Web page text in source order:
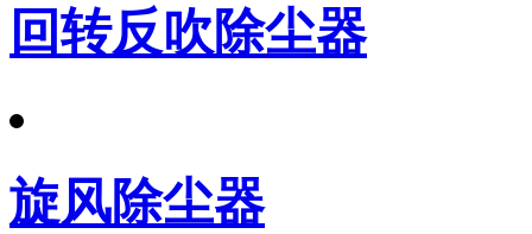
回转反吹除尘器
旋风除尘器